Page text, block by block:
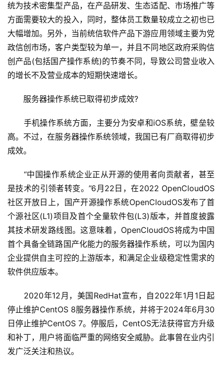
统为技术密集型产品，在产品研发、生态适配、市场推广等
方面需要较大的投入，同时，整体员工数量较成立之初也已
大幅增加。另外，当前统信软件产品下游应用领域主要为党
政信创市场，客户类型较为单一，并且不同地区政府采购信
创产品(包括国产操作系统)的节奏不同，导致公司营业收入
的增长不及营业成本的短期快速增长。
服务器操作系统已取得初步成效?
手机操作系统方面，主要分为安卓和iOS系统，壁垒较
高。不过，在服务器操作系统领域，我国已有厂商取得初步
成效。
“中国操作系统企业正从开源的使用者向贡献者，甚至
是技术的引领者转变。”6月22日，在2022 OpenCloudOS
社区开放日上，国产开源操作系统OpenCloudOS发布了首
个源社区(L1)项目及首个全量软件包(L3)版本，并首度披露
其技术研发路线图。这意味着，OpenCloudOS将成为中国
首个具备全链路国产化能力的服务器操作系统，可以为国内
企业提供自主可控的上游版本，和满足企业级稳定性需求的
软件供应版本。
2020年12月，美国RedHat宣布，自2022年1月1日起
停止维护CentOS 8服务器操作系统，并将于2024年6月30
日停止维护CentOS 7。停服后，CentOS无法获得官方升级
和补丁，用户将面临严重的网络安全威胁。此事曾在业内引
发广泛关注和热议。